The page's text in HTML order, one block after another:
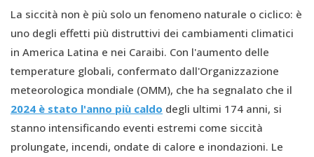
La siccità non è più solo un fenomeno naturale o ciclico: è
uno degli effetti più distruttivi dei cambiamenti climatici
in America Latina e nei Caraibi. Con l'aumento delle
temperature globali, confermato dall'Organizzazione
meteorologica mondiale (OMM), che ha segnalato che il
2024 è stato l'anno più caldo degli ultimi 174 anni, si
stanno intensificando eventi estremi come siccità
prolungate, incendi, ondate di calore e inondazioni. Le